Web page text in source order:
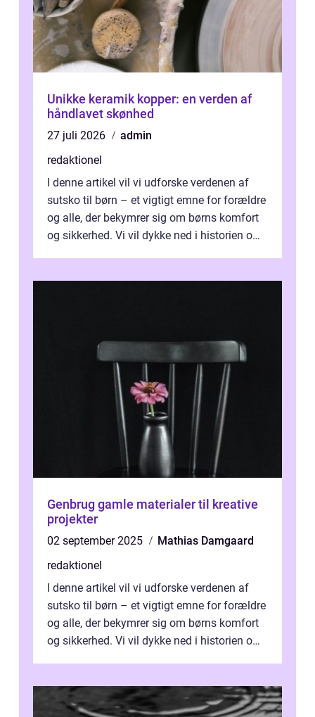
Unikke keramik kopper: en verden af
håndlavet skønhed
27 juli 2026
admin
redaktionel
I denne artikel vil vi udforske verdenen af
sutsko til børn – et vigtigt emne for forældre
og alle, der bekymrer sig om børns komfort
og sikkerhed. Vi vil dykke ned i historien om,
Genbrug gamle materialer til kreative
projekter
02 september 2025
Mathias Damgaard
redaktionel
I denne artikel vil vi udforske verdenen af
sutsko til børn – et vigtigt emne for forældre
og alle, der bekymrer sig om børns komfort
og sikkerhed. Vi vil dykke ned i historien om,